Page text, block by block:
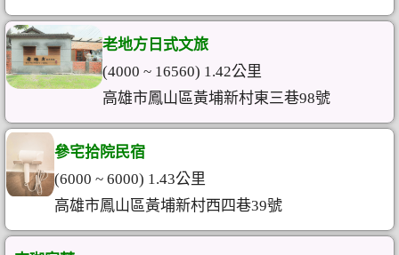
老地方日式文旅
(4000 ~ 16560) 1.42公里
高雄市鳳山區黃埔新村東三巷98號
參宅拾院民宿
(6000 ~ 6000) 1.43公里
高雄市鳳山區黃埔新村西四巷39號